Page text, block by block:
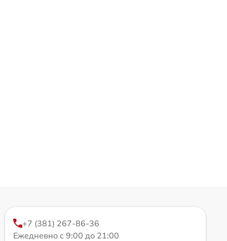
+7 (381) 267-86-36
Ежедневно с 9:00 до 21:00